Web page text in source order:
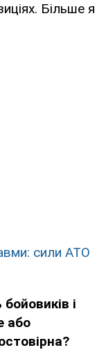
Більше я
сили АТО
і
або